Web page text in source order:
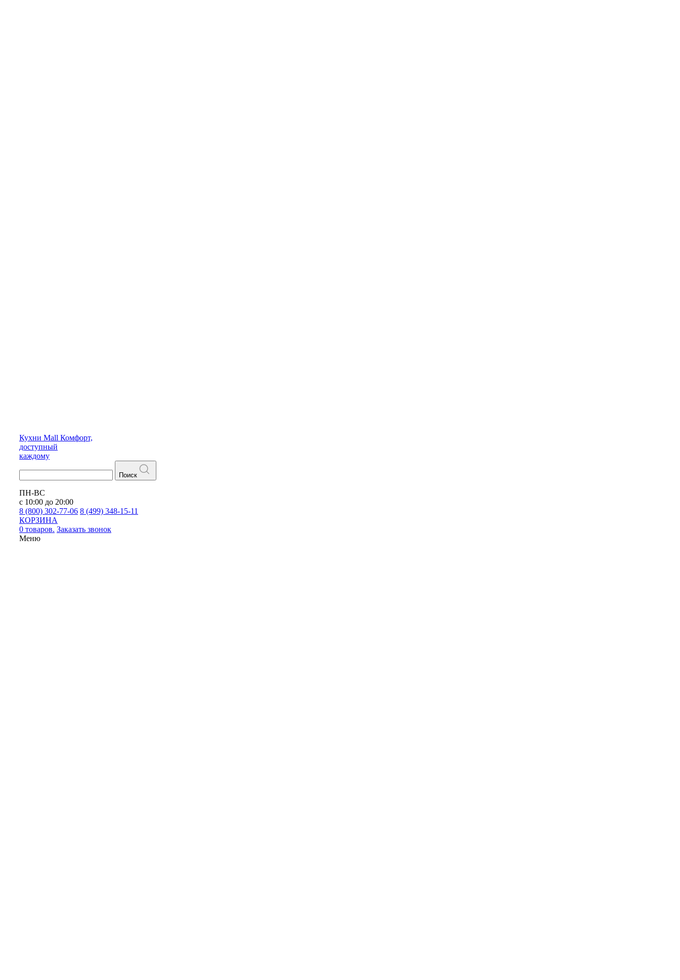
Кухни Mall Комфорт,
доступный
каждому
Поиск
ПН-ВС
с 10:00 до 20:00
8 (800) 302-77-06 8 (499) 348-15-11
КОРЗИНА
0 товаров. Заказать звонок
Меню